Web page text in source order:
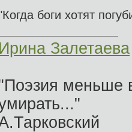
боги хотят
Ирина Залетаева
меньше